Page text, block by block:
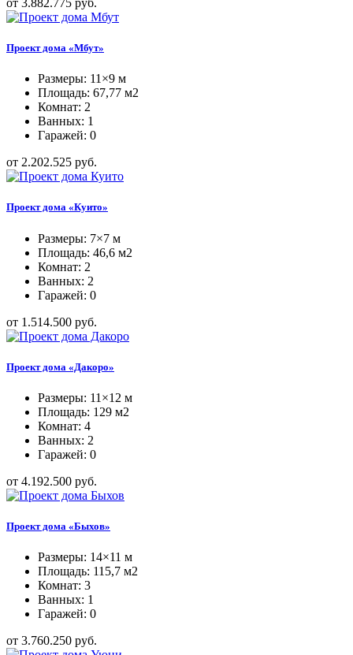
Проект дома «Мбут»
Размеры: 11×9 м
Площадь: 67,77 м2
Комнат: 2
Ванных: 1
Гаражей: 0
от 2.202.525 руб.
Проект дома «Куито»
Размеры: 7×7 м
Площадь: 46,6 м2
Комнат: 2
Ванных: 2
Гаражей: 0
от 1.514.500 руб.
Проект дома «Дакоро»
Размеры: 11×12 м
Площадь: 129 м2
Комнат: 4
Ванных: 2
Гаражей: 0
от 4.192.500 руб.
Проект дома «Быхов»
Размеры: 14×11 м
Площадь: 115,7 м2
Комнат: 3
Ванных: 1
Гаражей: 0
от 3.760.250 руб.